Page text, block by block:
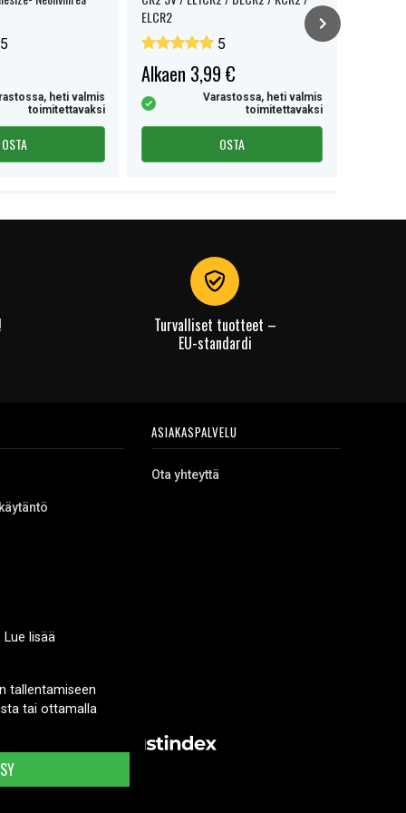
5
heti valmis
toimitettavaksi
OSTA
ELCR2
5
Alkaen 3,99 €
Varastossa, heti valmis
toimitettavaksi
OSTA
Turvalliset tuotteet –
EU-standardi
ASIAKASPALVELU
Ota yhteyttä
lisää
tallentamiseen
tai ottamalla